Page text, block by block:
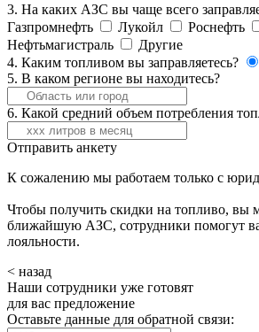
3. На каких АЗС вы чаще всего
Газпромнефть
Лукойл Роснефть
Нефтьмагистраль
Другие
4. Каким топливом вы заправляетесь?
5. В каком регионе вы находитесь?
6. Какой средний объем потребления
Отправить анкету
К сожалению мы работаем только с
Чтобы получить скидки на топливо, вы
ближайшую АЗС, сотрудники помогут
лояльности.
< назад
Наши сотрудники уже готовят
для вас предложение
Оставьте данные для обратной связи: